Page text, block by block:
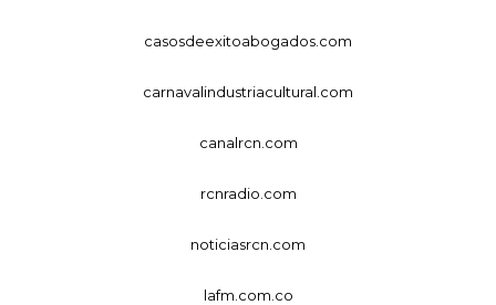
casosdeexitoabogados.com
carnavalindustriacultural.com
canalrcn.com
rcnradio.com
noticiasrcn.com
lafm.com.co